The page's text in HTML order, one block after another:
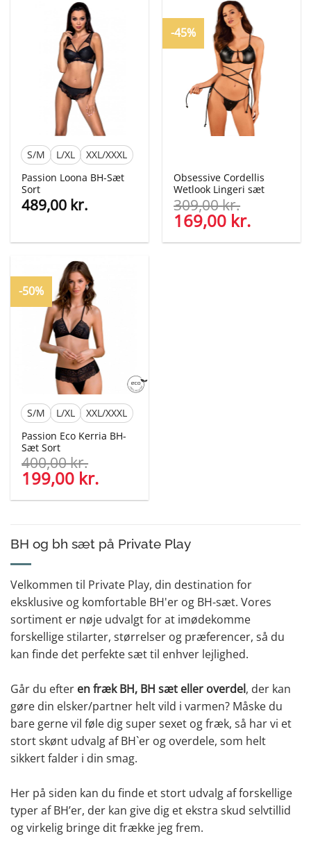
500,00 kr.. 249,00 kr.. 500,00 kr.. 249,00
S/M L/XL
XXL/XXXL
Passion Loona BH-Sæt
Sort
489,00 kr.
-45%
Obsessive Cordellis
Wetlook Lingeri sæt
309,00kr.
Den
oprindelige
pris
169,00 kr.
aktuelle
pris
-50%
S/M L/XL
XXL/XXXL
Passion Eco Kerria BH-
Sæt Sort
400,00kr.
Den
oprindelige
pris
400,00 kr..
199,00 kr.
pris
199,00 kr..
BH og bh sæt på Private Play
Velkommen til Private Play, din destination for
eksklusive og komfortable BH'er og BH-sæt. Vores
sortiment er nøje udvalgt for at imødekomme
forskellige stilarter, størrelser og præferencer, så du
kan finde det perfekte sæt til enhver lejlighed.
Går du efter en fræk BH, BH sæt eller overdel, der kan
gøre din elsker/partner helt vild i varmen? Måske du
bare gerne vil føle dig super sexet og fræk, så har vi et
stort skønt udvalg af BH`er og overdele, som helt
sikkert falder i din smag.
Her på siden kan du finde et stort udvalg af forskellige
typer af BH’er, der kan give dig et ekstra skud selvtillid
og virkelig bringe dit frække jeg frem.